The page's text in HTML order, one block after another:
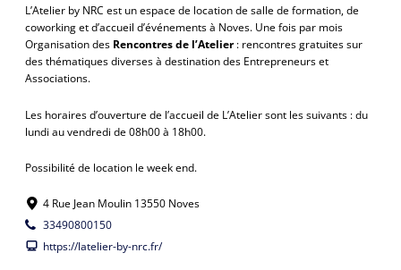
L’Atelier by NRC est un espace de location de salle de formation, de
coworking et d’accueil d’événements à Noves. Une fois par mois
Organisation des Rencontres de l’Atelier: rencontres gratuites sur
des thématiques diverses à destination des Entrepreneurs et
Associations.
Les horaires d’ouverture de l’accueil de L’Atelier sont les suivants : du
lundi au vendredi de 08h00 à 18h00.
Possibilité de location le week end.
4 Rue Jean Moulin 13550 Noves
33490800150
https://latelier-by-nrc.fr/